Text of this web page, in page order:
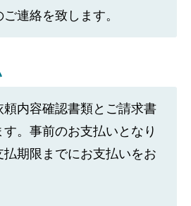
連絡を致します。
頼内容確認書類とご請求書
す。事前のお支払いとなり
払期限までにお支払いをお